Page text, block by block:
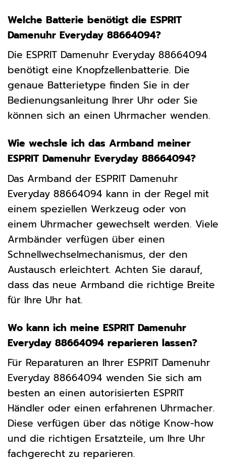
Welche Batterie benötigt die ESPRIT
Damenuhr Everyday 88664094?
Die ESPRIT Damenuhr Everyday 88664094
benötigt eine Knopfzellenbatterie. Die
genaue Batterietype finden Sie in der
Bedienungsanleitung Ihrer Uhr oder Sie
können sich an einen Uhrmacher wenden.
Wie wechsle ich das Armband meiner
ESPRIT Damenuhr Everyday 88664094?
Das Armband der ESPRIT Damenuhr
Everyday 88664094 kann in der Regel mit
einem speziellen Werkzeug oder von
einem Uhrmacher gewechselt werden. Viele
Armbänder verfügen über einen
Schnellwechselmechanismus, der den
Austausch erleichtert. Achten Sie darauf,
dass das neue Armband die richtige Breite
für Ihre Uhr hat.
Wo kann ich meine ESPRIT Damenuhr
Everyday 88664094 reparieren lassen?
Für Reparaturen an Ihrer ESPRIT Damenuhr
Everyday 88664094 wenden Sie sich am
besten an einen autorisierten ESPRIT
Händler oder einen erfahrenen Uhrmacher.
Diese verfügen über das nötige Know-how
und die richtigen Ersatzteile, um Ihre Uhr
fachgerecht zu reparieren.